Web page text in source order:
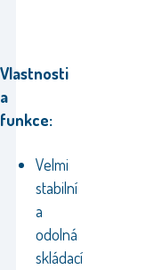
Vlastnosti
a
funkce:
Velmi
stabilní
a
odolná
skládací